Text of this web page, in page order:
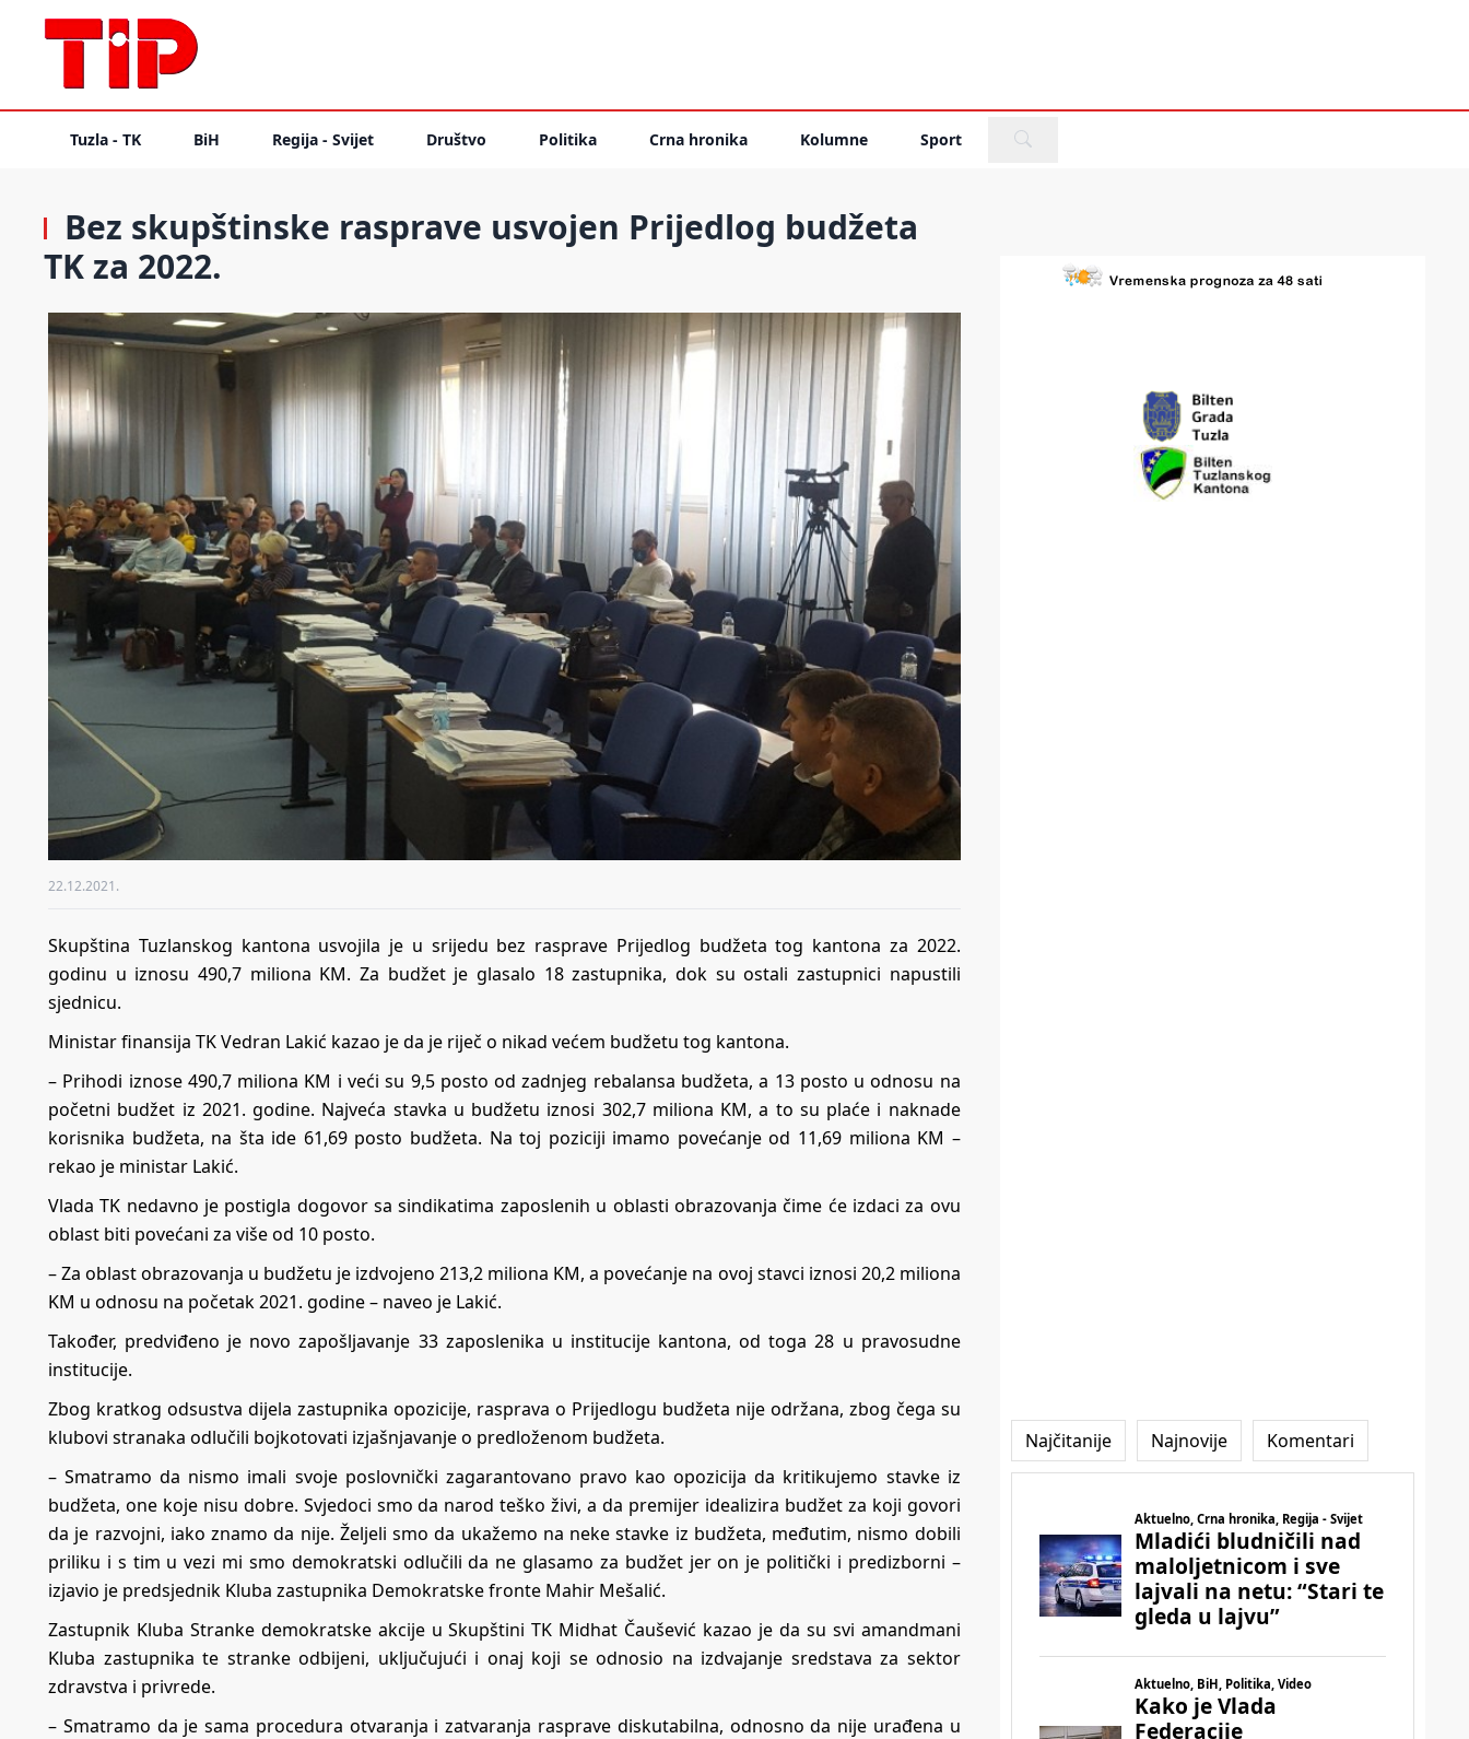
Tuzla - TK BiH Regija - Svijet Društvo Politika Crna hronika Kolumne Sport
Bez skupštinske rasprave usvojen Prijedlog budžeta
TK za 2022.
22.12.2021.
Skupština Tuzlanskog kantona usvojila je u srijedu bez rasprave Prijedlog budžeta tog kantona za 2022.
godinu u iznosu 490,7 miliona KM. Za budžet je glasalo 18 zastupnika, dok su ostali zastupnici napustili
sjednicu.
Ministar finansija TK Vedran Lakić kazao je da je riječ o nikad većem budžetu tog kantona.
– Prihodi iznose 490,7 miliona KM i veći su 9,5 posto od zadnjeg rebalansa budžeta, a 13 posto u odnosu na
početni budžet iz 2021. godine. Najveća stavka u budžetu iznosi 302,7 miliona KM, a to su plaće i naknade
korisnika budžeta, na šta ide 61,69 posto budžeta. Na toj poziciji imamo povećanje od 11,69 miliona KM –
rekao je ministar Lakić.
Vlada TK nedavno je postigla dogovor sa sindikatima zaposlenih u oblasti obrazovanja čime će izdaci za ovu
oblast biti povećani za više od 10 posto.
– Za oblast obrazovanja u budžetu je izdvojeno 213,2 miliona KM, a povećanje na ovoj stavci iznosi 20,2 miliona
KM u odnosu na početak 2021. godine – naveo je Lakić.
Također, predviđeno je novo zapošljavanje 33 zaposlenika u institucije kantona, od toga 28 u pravosudne
institucije.
Zbog kratkog odsustva dijela zastupnika opozicije, rasprava o Prijedlogu budžeta nije održana, zbog čega su
klubovi stranaka odlučili bojkotovati izjašnjavanje o predloženom budžeta.
– Smatramo da nismo imali svoje poslovnički zagarantovano pravo kao opozicija da kritikujemo stavke iz
budžeta, one koje nisu dobre. Svjedoci smo da narod teško živi, a da premijer idealizira budžet za koji govori
da je razvojni, iako znamo da nije. Željeli smo da ukažemo na neke stavke iz budžeta, međutim, nismo dobili
priliku i s tim u vezi mi smo demokratski odlučili da ne glasamo za budžet jer on je politički i predizborni –
izjavio je predsjednik Kluba zastupnika Demokratske fronte Mahir Mešalić.
Zastupnik Kluba Stranke demokratske akcije u Skupštini TK Midhat Čaušević kazao je da su svi amandmani
Kluba zastupnika te stranke odbijeni, uključujući i onaj koji se odnosio na izdvajanje sredstava za sektor
zdravstva i privrede.
– Smatramo da je sama procedura otvaranja i zatvaranja rasprave diskutabilna, odnosno da nije urađena u
Najčitanije Najnovije Komentari